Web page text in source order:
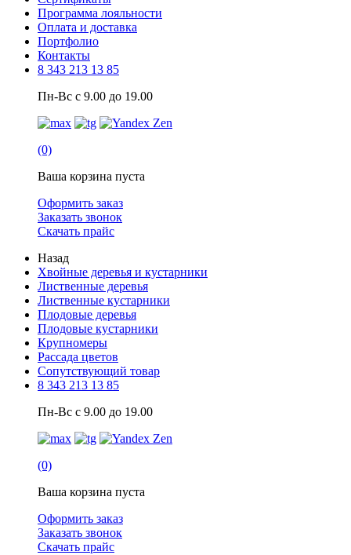
Программа лояльности
Оплата и доставка
Портфолио
Контакты
8 343 213 13 85
Пн-Вс с 9.00 до 19.00
(0)
Ваша корзина пуста
Оформить заказ
Заказать звонок
Скачать прайс
Назад
Хвойные деревья и кустарники
Лиственные деревья
Лиственные кустарники
Плодовые деревья
Плодовые кустарники
Крупномеры
Рассада цветов
Сопутствующий товар
8 343 213 13 85
Пн-Вс с 9.00 до 19.00
(0)
Ваша корзина пуста
Оформить заказ
Заказать звонок
Скачать прайс